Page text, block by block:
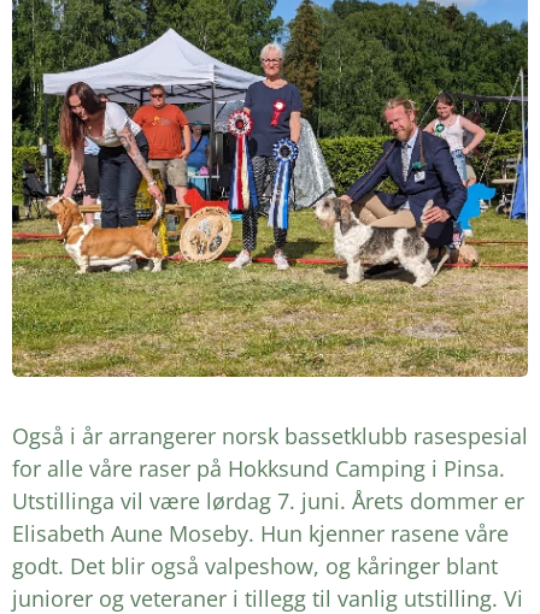
Også i år arrangerer norsk bassetklubb rasespesial
for alle våre raser på Hokksund Camping i Pinsa.
Utstillinga vil være lørdag 7. juni. Årets dommer er
Elisabeth Aune Moseby. Hun kjenner rasene våre
godt. Det blir også valpeshow, og kåringer blant
juniorer og veteraner i tillegg til vanlig utstilling. Vi